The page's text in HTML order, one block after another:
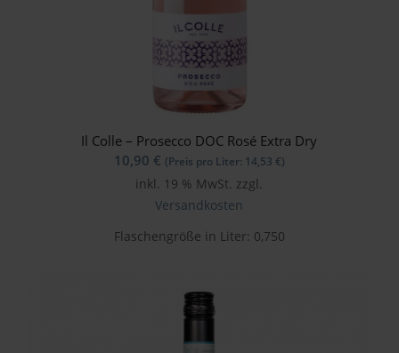
Il Colle – Prosecco DOC Rosé Extra Dry
10,90 € (Preis pro Liter: 14,53 €)
inkl. 19 % MwSt. zzgl.
Versandkosten
Flaschengröße in Liter: 0,750